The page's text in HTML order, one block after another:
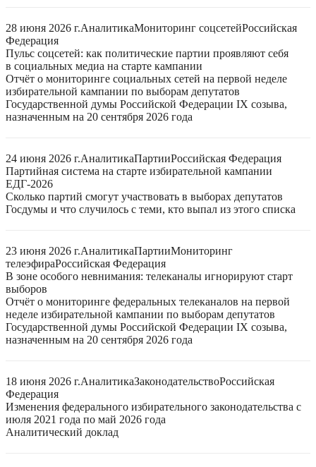
28 июня 2026 г.АналитикаМониторинг соцсетейРоссийская
Федерация
Пульс соцсетей: как политические партии проявляют себя
в социальных медиа на старте кампании
Отчёт о мониторинге социальных сетей на первой неделе
избирательной кампании по выборам депутатов
Государственной думы Российской Федерации IX созыва,
назначенным на 20 сентября 2026 года
24 июня 2026 г.АналитикаПартииРоссийская Федерация
Партийная система на старте избирательной кампании
ЕДГ-2026
Сколько партий смогут участвовать в выборах депутатов
Госдумы и что случилось с теми, кто выпал из этого списка
23 июня 2026 г.АналитикаПартииМониторинг
телеэфираРоссийская Федерация
В зоне особого невнимания: телеканалы игнорируют старт
выборов
Отчёт о мониторинге федеральных телеканалов на первой
неделе избирательной кампании по выборам депутатов
Государственной думы Российской Федерации IX созыва,
назначенным на 20 сентября 2026 года
18 июня 2026 г.АналитикаЗаконодательствоРоссийская
Федерация
Изменения федерального избирательного законодательства с
июля 2021 года по май 2026 года
Аналитический доклад